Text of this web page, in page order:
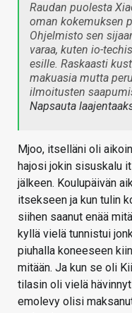
Raudan puolesta
oman kokemuksen
Ohjelmisto sen
varaa, kuten io-
esille. Raskaasti
makuasia mutta
ilmoitusten
Napsauta
Mjoo, itselläni oli
hajosi jokin sisuskalu
jälkeen. Koulupäivän
itsekseen ja kun tulin
siihen saanut enää
kyllä vielä tunnistui
piuhalla koneeseen
mitään. Ja kun se oli
tilasin oli vielä
emolevy olisi